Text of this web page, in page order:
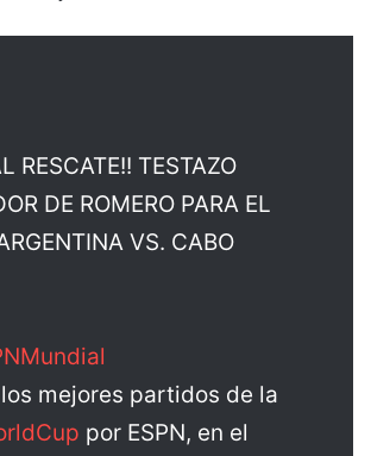
RESCATE!! TESTAZO
DE ROMERO PARA EL
VS. CABO
mejores partidos de la
por ESPN, en el